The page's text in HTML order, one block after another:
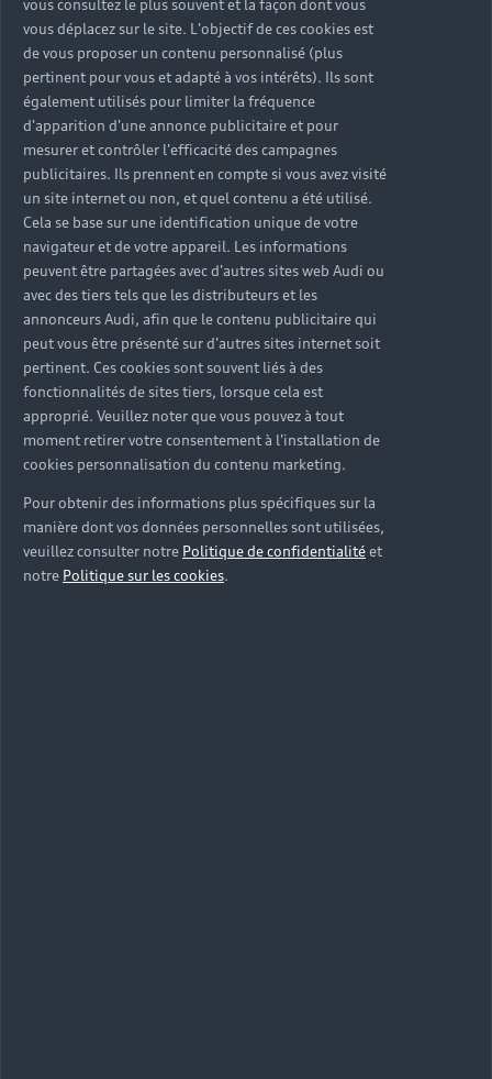
vous consultez le plus souvent et la façon dont vous
vous déplacez sur le site. L'objectif de ces cookies est
de vous proposer un contenu personnalisé (plus
pertinent pour vous et adapté à vos intérêts). Ils sont
également utilisés pour limiter la fréquence
d'apparition d'une annonce publicitaire et pour
mesurer et contrôler l'efficacité des campagnes
publicitaires. Ils prennent en compte si vous avez visité
un site internet ou non, et quel contenu a été utilisé.
Cela se base sur une identification unique de votre
navigateur et de votre appareil. Les informations
peuvent être partagées avec d'autres sites web Audi ou
avec des tiers tels que les distributeurs et les
annonceurs Audi, afin que le contenu publicitaire qui
peut vous être présenté sur d'autres sites internet soit
pertinent. Ces cookies sont souvent liés à des
fonctionnalités de sites tiers, lorsque cela est
approprié. Veuillez noter que vous pouvez à tout
moment retirer votre consentement à l'installation de
cookies personnalisation du contenu marketing.
Pour obtenir des informations plus spécifiques sur la
manière dont vos données personnelles sont utilisées,
veuillez consulter notre Politique de confidentialitéet
notre Politique sur les cookies.